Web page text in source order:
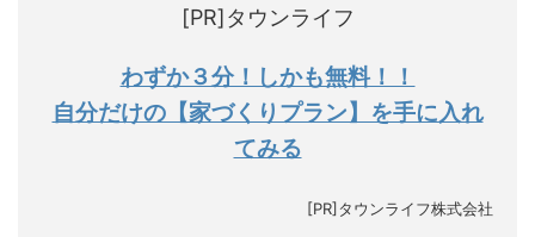
[PR]タウンライフ
わずか３分！しかも無料！！
自分だけの【家づくりプラン】を手に入れ
てみる
[PR]タウンライフ株式会社